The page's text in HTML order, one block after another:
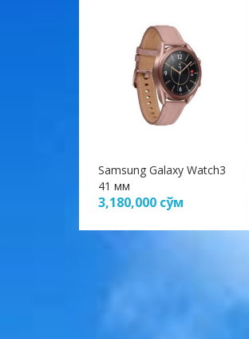
Samsung Galaxy Watch3
41 мм
3,180,000 сўм